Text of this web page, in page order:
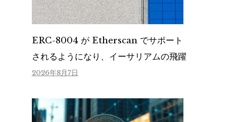
ERC-8004 が Etherscan でサポート
されるようになり、イーサリアムの飛躍
2026年8月7日